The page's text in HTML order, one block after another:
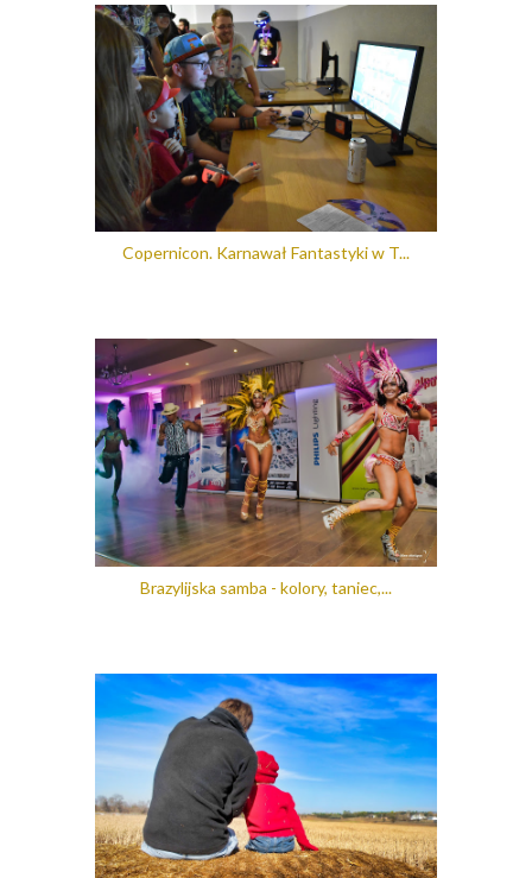
Copernicon. Karnawał Fantastyki w T...
Brazylijska samba - kolory, taniec,...